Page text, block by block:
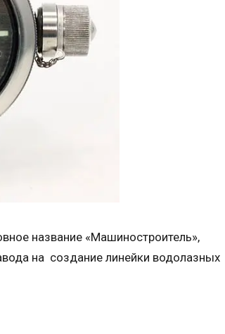
название «Машиностроитель»,
на создание линейки водолазных